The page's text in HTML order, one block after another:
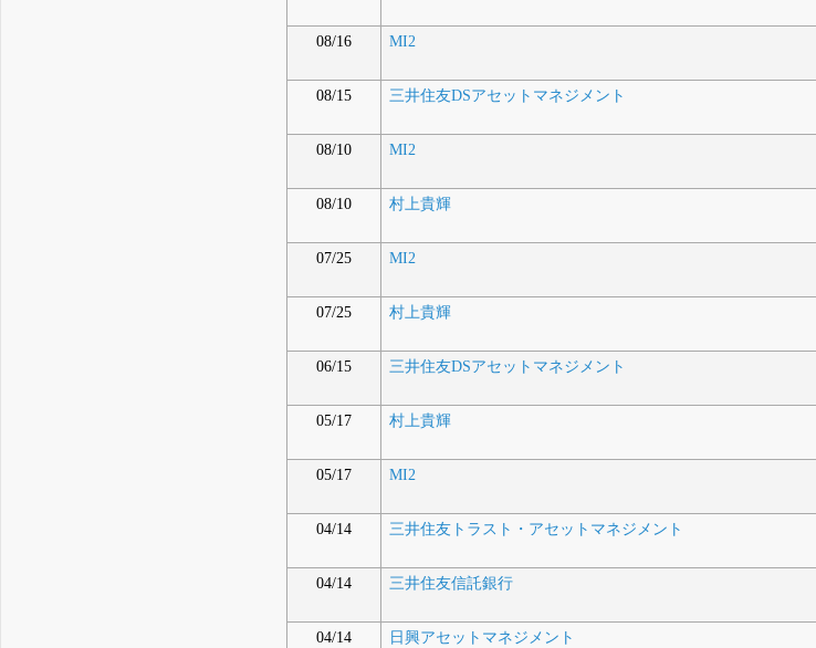
08/16 MI2
08/15 三井住友DSアセットマネジメント
08/10 MI2
08/10 村上貴輝
07/25 MI2
07/25 村上貴輝
06/15 三井住友DSアセットマネジメント
05/17 村上貴輝
05/17 MI2
04/14 三井住友トラスト・アセットマネジメント
04/14 三井住友信託銀行
04/14 日興アセットマネジメント